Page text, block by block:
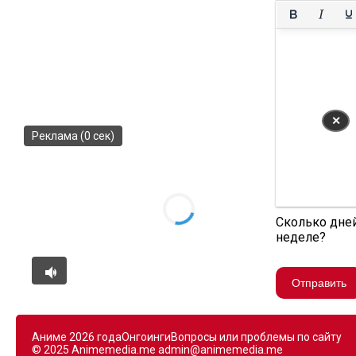
Сколько
неделе?
Отправить
Аниме 2026 годаОнгоингиВопросы или проблемы по сайту
© 2025 Animemedia.me admin@animemedia.me
✕
Реклама (0 сек)